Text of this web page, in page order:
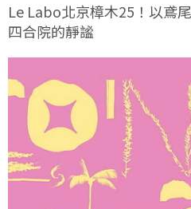
Le Labo北京樟木25！以鳶
四合院的靜謐